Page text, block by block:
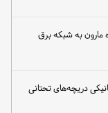
فنی، واحد شماره ۲ نیروگاه مارون به شبکه برق
دریچه‌های تحتانی